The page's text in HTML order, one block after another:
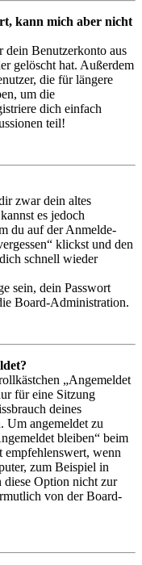
kann mich aber nicht
dein Benutzerkonto aus
gelöscht hat. Außerdem
die für längere
um die
dich einfach
teil!
zwar dein altes
es jedoch
du auf der Anmelde-
klickst und den
schnell wieder
sein, dein Passwort
Board-Administration.
„Angemeldet
für eine Sitzung
deines
Um angemeldet zu
bleiben“ beim
empfehlenswert, wenn
zum Beispiel in
diese Option nicht zur
von der Board-